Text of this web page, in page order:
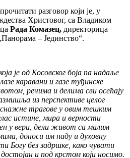
разговор који је, у
Христовог, са Владиком
Рада Комазец, директорица
– Јединство“.
је од Косовског боја па надаље
каравани и газе туђинске
речима и делима сви осећају
из перспективе целог
трагове у овим тешким
истине, мира и верности
у вери, дели живот са малим
доноси им наду и духовну
Богу без задршке, како чувати
и под крстом који носимо.